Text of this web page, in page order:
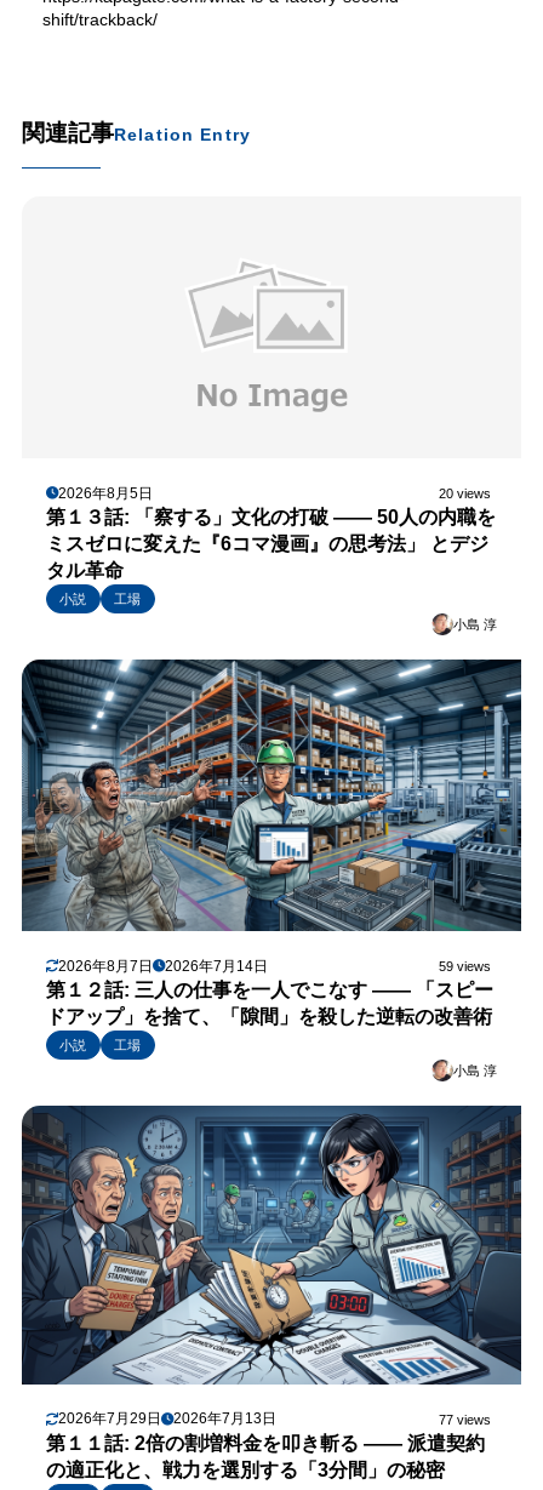
shift/trackback/
関連記事Relation Entry
2026年8月5日 20 views
第１３話: 「察する」文化の打破 —— 50人の内職を
ミスゼロに変えた『6コマ漫画』の思考法」 とデジ
タル革命
小説
工場
小島 淳
2026年8月7日 2026年7月14日 59 views
第１２話: 三人の仕事を一人でこなす —— 「スピー
ドアップ」を捨て、「隙間」を殺した逆転の改善術
小説
工場
小島 淳
2026年7月29日 2026年7月13日 77 views
第１１話: 2倍の割増料金を叩き斬る —— 派遣契約
の適正化と、戦力を選別する「3分間」の秘密